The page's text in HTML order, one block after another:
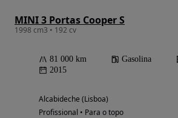
MINI 3 Portas Cooper S
1998 cm3 • 192 cv
81 000 km Gasolina
2015
Alcabideche (Lisboa)
Profissional • Para o topo